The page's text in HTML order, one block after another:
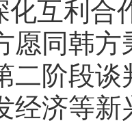
化互利合
愿同韩
二阶段
经济等